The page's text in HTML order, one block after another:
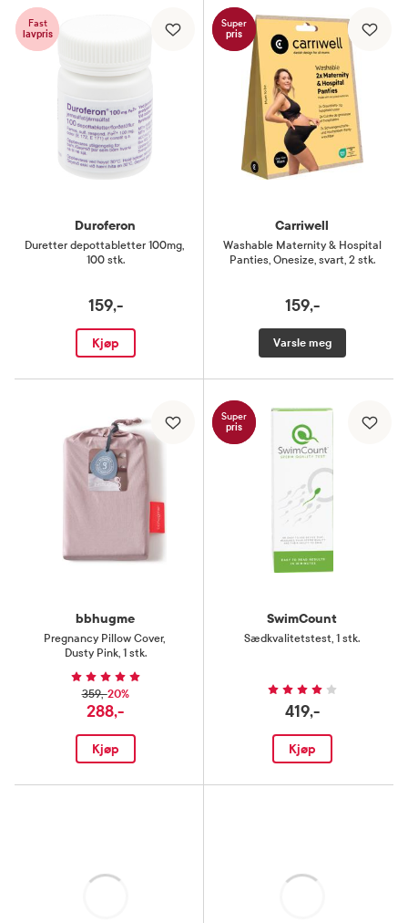
Fast
lavpris
Duroferon
Duretter depottabletter 100mg,
100 stk.
159,-
Kjøp
Super
pris
Carriwell
Washable Maternity & Hospital
Panties, Onesize, svart, 2 stk.
159,-
Varsle meg
bbhugme
Pregnancy Pillow Cover,
Dusty Pink, 1 stk.
359,-20%
288,-
Kjøp
Super
pris
SwimCount
Sædkvalitetstest, 1 stk.
419,-
Kjøp